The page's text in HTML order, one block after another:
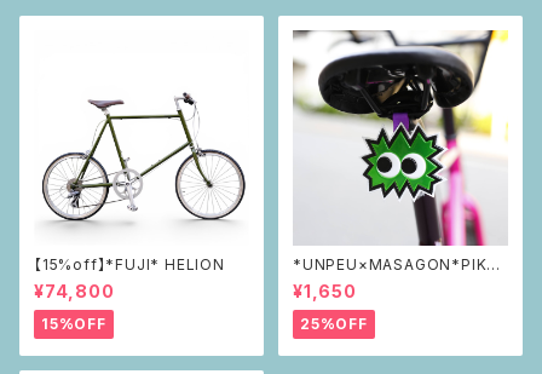
【15%off】*FUJI* HELION
¥74,800
15%OFF
*UNPEU×MASAGON*PIKAP
IKAリフレクター green
¥1,650
25%OFF